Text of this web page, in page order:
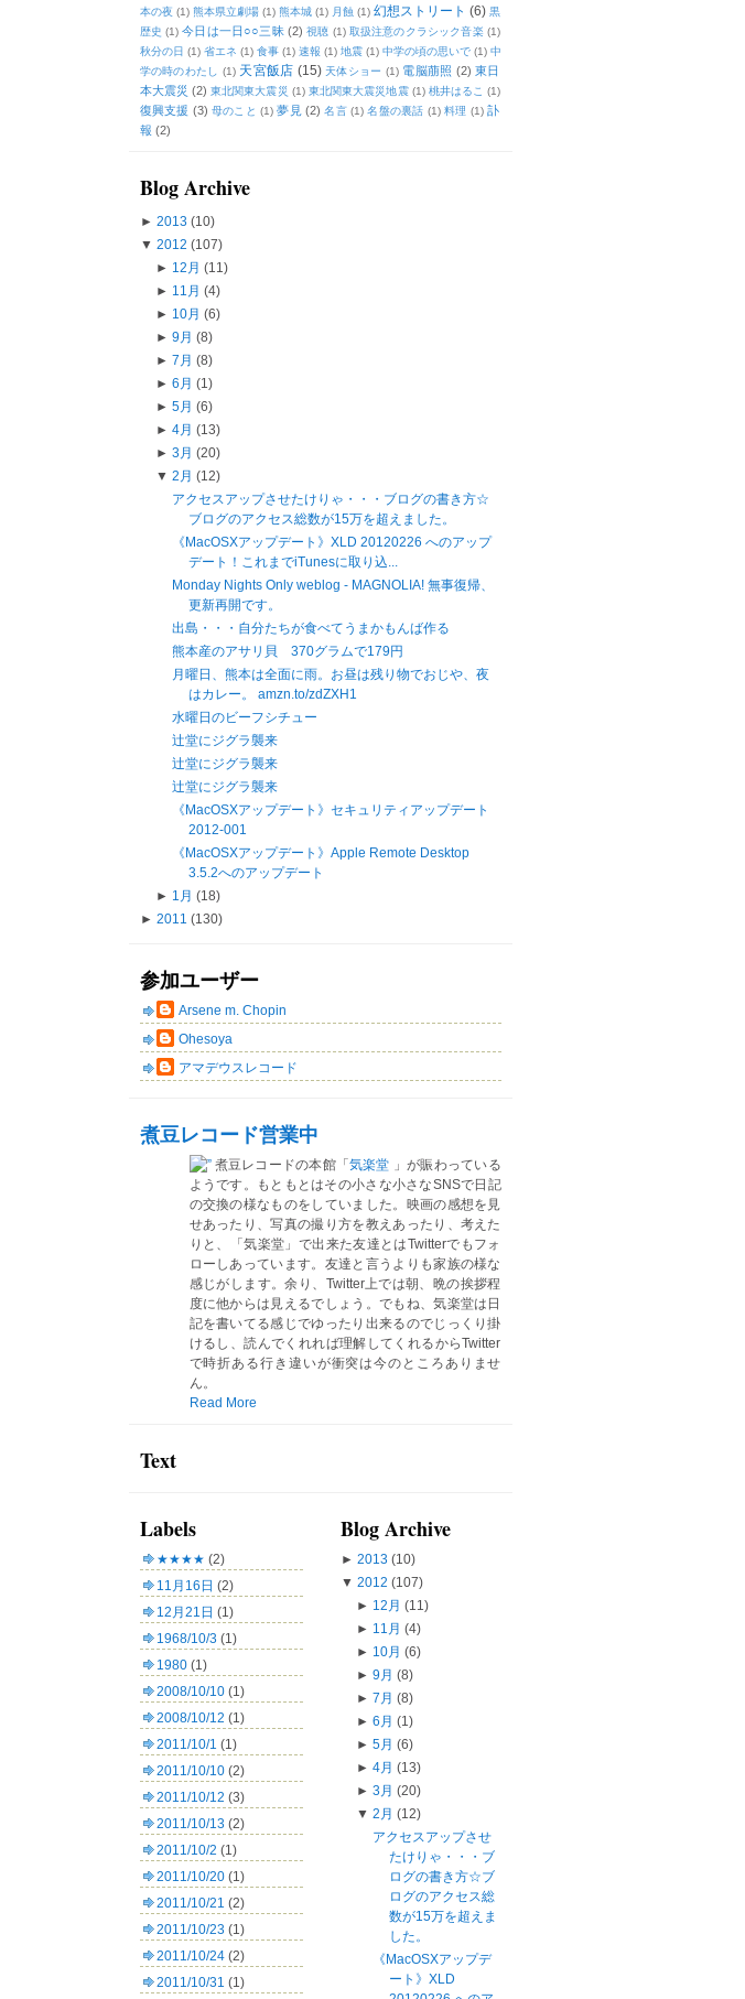
本の夜 (1) 熊本県立劇場 (1) 熊本城 (1) 月蝕 (1) 幻想ストリート (6) 黒
歴史 (1) 今日は一日○○三昧 (2) 視聴 (1) 取扱注意のクラシック音楽 (1)
秋分の日 (1) 省エネ (1) 食事 (1) 速報 (1) 地震 (1) 中学の頃の思いで (1) 中
学の時のわたし
(1) 天宮飯店 (15) 天体ショー (1) 電脳萠照 (2) 東日
本大震災 (2) 東北関東大震災 (1) 東北関東大震災地震 (1) 桃井はるこ (1)
復興支援 (3) 母のこと (1) 夢見 (2) 名言 (1) 名盤の裏話 (1) 料理 (1) 訃
報 (2)
Blog Archive
► 2013 (10)
▼ 2012 (107)
► 12月 (11)
► 11月 (4)
► 10月 (6)
► 9月 (8)
► 7月 (8)
► 6月 (1)
► 5月 (6)
► 4月 (13)
► 3月 (20)
▼ 2月 (12)
アクセスアップさせたけりゃ・・・ブログの書き方☆
ブログのアクセス総数が15万を超えました。
《MacOSXアップデート》XLD 20120226 へのアップ
デート！これまでiTunesに取り込...
Monday Nights Only weblog - MAGNOLIA! 無事復帰、
更新再開です。
出島・・・自分たちが食べてうまかもんば作る
熊本産のアサリ貝 370グラムで179円
月曜日、熊本は全面に雨。お昼は残り物でおじや、夜
はカレー。 amzn.to/zdZXH1
水曜日のビーフシチュー
辻堂にジグラ襲来
辻堂にジグラ襲来
辻堂にジグラ襲来
《MacOSXアップデート》セキュリティアップデート
2012-001
《MacOSXアップデート》Apple Remote Desktop
3.5.2へのアップデート
► 1月 (18)
► 2011 (130)
参加ユーザー
Arsene m. Chopin
Ohesoya
アマデウスレコード
煮豆レコード営業中
煮豆レコードの本館「 気楽堂 」が賑わっている
ようです。もともとはその小さな小さなSNSで日記
の交換の様なものをしていました。映画の感想を見
せあったり、写真の撮り方を教えあったり、考えた
りと、「気楽堂」で出来た友達とはTwitterでもフォ
ローしあっています。友達と言うよりも家族の様な
感じがします。余り、Twitter上では朝、晩の挨拶程
度に他からは見えるでしょう。でもね、気楽堂は日
記を書いてる感じでゆったり出来るのでじっくり掛
けるし、読んでくれれば理解してくれるからTwitter
で時折ある行き違いが衝突は今のところありませ
ん。
Read More
Text
Labels
★★★★ (2)
11月16日 (2)
12月21日 (1)
1968/10/3 (1)
1980 (1)
2008/10/10 (1)
2008/10/12 (1)
2011/10/1 (1)
2011/10/10 (2)
2011/10/12 (3)
2011/10/13 (2)
2011/10/2 (1)
2011/10/20 (1)
2011/10/21 (2)
2011/10/23 (1)
2011/10/24 (2)
2011/10/31 (1)
Blog Archive
► 2013 (10)
▼ 2012 (107)
► 12月 (11)
► 11月 (4)
► 10月 (6)
► 9月 (8)
► 7月 (8)
► 6月 (1)
► 5月 (6)
► 4月 (13)
► 3月 (20)
▼ 2月 (12)
アクセスアップさせ
たけりゃ・・・ブ
ログの書き方☆ブ
ログのアクセス総
数が15万を超えま
した。
《MacOSXアップデ
ート》XLD